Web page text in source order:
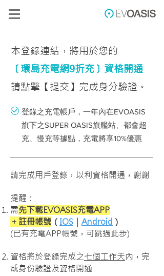
本登錄連結，將用於您的
〔環島充電網9折充〕資格開通
請點擊【提交】完成身分驗證。
登錄之充電帳戶，一年內在EVOASIS
旗下之SUPER OASIS旗艦站、都會超
充、慢充等據點，充電將享10%優惠
請完成用戶登錄，以利資格開通，謝謝
提醒：
需先下載EVOASIS充電APP
＋註冊帳號 （ IOS ｜Android ）
(已有充電APP帳號，可跳過此步)
資格將於登錄完成之七個工作天內，完
成身份驗證及資格開通